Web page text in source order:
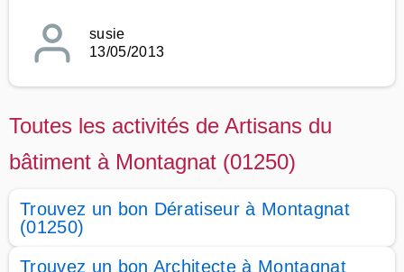
susie
13/05/2013
Toutes les activités de Artisans du
bâtiment à Montagnat (01250)
Trouvez un bon Dératiseur à Montagnat
(01250)
Trouvez un bon Architecte à Montagnat